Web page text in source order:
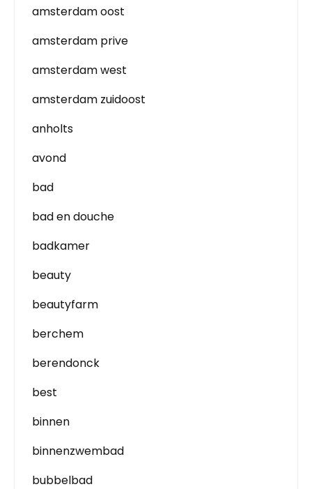
amsterdam oost
amsterdam prive
amsterdam west
amsterdam zuidoost
anholts
avond
bad
bad en douche
badkamer
beauty
beautyfarm
berchem
berendonck
best
binnen
binnenzwembad
bubbelbad